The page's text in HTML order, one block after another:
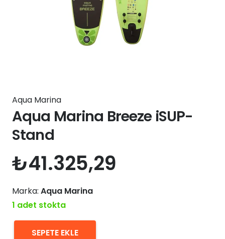
Aqua Marina
Aqua Marina Breeze iSUP-
Stand
₺41.325,29
Marka: Aqua Marina
1 adet stokta
SEPETE EKLE